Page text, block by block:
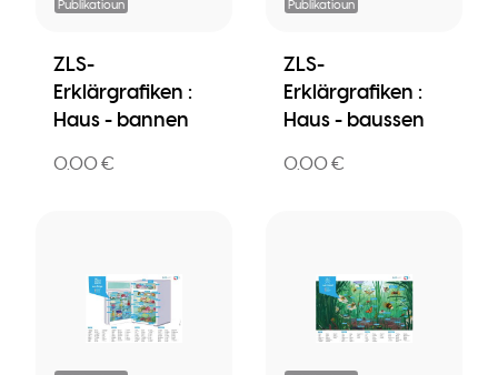
Publikatioun
ZLS-
Erklärgrafiken :
Haus - bannen
0.00 €
Publikatioun
ZLS-
Erklärgrafiken :
Haus - baussen
0.00 €